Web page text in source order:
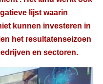
lijst waarin
kunnen investeren in
het resultatenseizoen
en sectoren.